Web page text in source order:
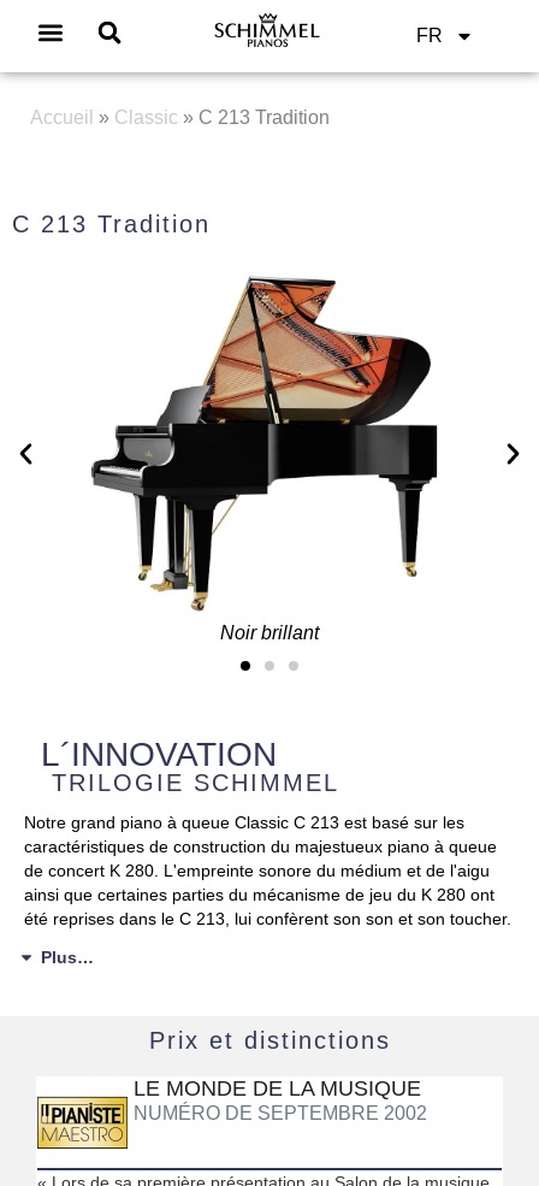
FR
Accueil » Classic » C 213 Tradition
C 213 Tradition
Noir brillant
L´INNOVATION
TRILOGIE SCHIMMEL
Notre grand piano à queue Classic C 213 est basé sur les
caractéristiques de construction du majestueux piano à queue
de concert K 280. L'empreinte sonore du médium et de l'aigu
ainsi que certaines parties du mécanisme de jeu du K 280 ont
été reprises dans le C 213, lui confèrent son son et son toucher.
Plus…
Prix et distinctions
LE MONDE DE LA MUSIQUE
NUMÉRO DE SEPTEMBRE 2002
« Lors de sa première présentation au Salon de la musique